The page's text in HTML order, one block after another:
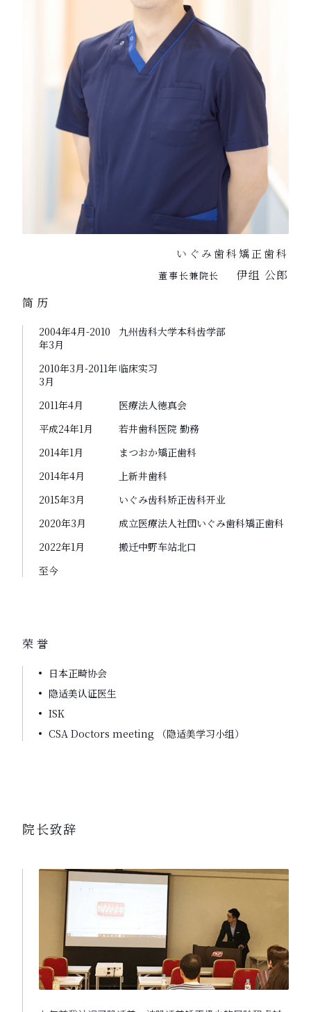
いぐみ歯科矯正歯科
董事长兼院长
伊组 公郎
简历
2004年4月-2010
年3月
九州齿科大学本科齿学部
2010年3月-2011年
3月
临床实习
2011年4月
医療法人徳真会
平成24年1月
若井歯科医院 勤務
2014年1月
まつおか矯正歯科
2014年4月
上新井歯科
2015年3月
いぐみ齿科矫正齿科开业
2020年3月
成立医療法人社団いぐみ歯科矯正歯科
2022年1月
搬迁中野车站北口
至今
荣誉
日本正畸协会
隐适美认证医生
ISK
CSA Doctors meeting （隐适美学习小组）
院长致辞